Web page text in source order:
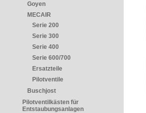
Goyen
MECAIR
Serie 200
Serie 300
Serie 400
Serie 600/700
Ersatzteile
Pilotventile
Buschjost
Pilotventilkästen für
Entstaubungsanlagen